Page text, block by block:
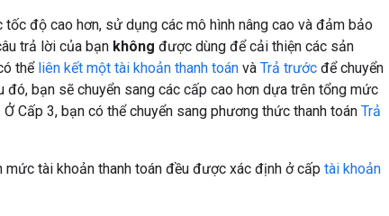
độ cao hơn, sử dụng các mô hình nâng cao và đảm bảo
trả lời của bạn không được dùng để cải thiện các sản
thể liên kết một tài khoản thanh toán và Trả trước để chuyển
đó, bạn sẽ chuyển sang các cấp cao hơn dựa trên tổng mức
Cấp 3, bạn có thể chuyển sang phương thức thanh toán Trả
mức tài khoản thanh toán đều được xác định ở cấp tài khoản